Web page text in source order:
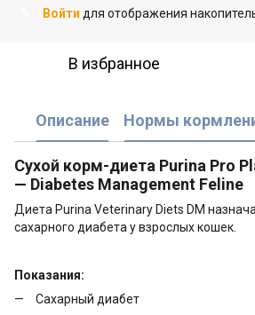
Войти для отображения
В избранное
Описание Нормы
Сухой корм-диета Purina Pro
— Diabetes Management Feline
Диета Purina Veterinary Diets DM
сахарного диабета у взрослых кошек.
Показания:
Сахарный диабет